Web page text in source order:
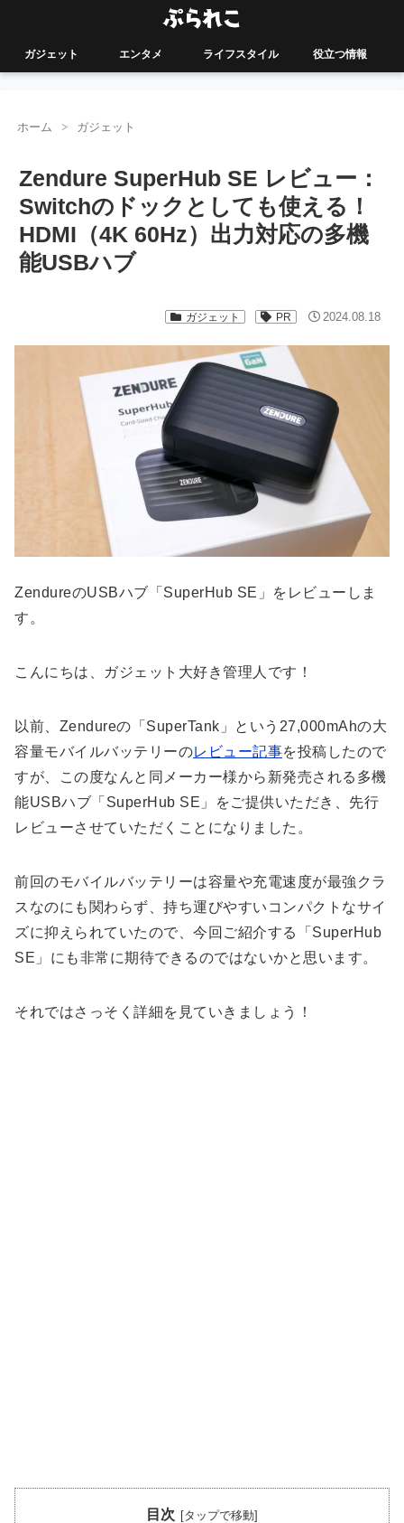
ガジェット エンタメ ライフスタイル 役立つ情報
ホーム ガジェット
Zendure SuperHub SE レビュー：
Switchのドックとしても使える！
HDMI（4K 60Hz）出力対応の多機
能USBハブ
ガジェット PR 2024.08.18
ZendureのUSBハブ「SuperHub SE」をレビューしま
す。
こんにちは、ガジェット大好き管理人です！
以前、Zendureの「SuperTank」という27,000mAhの大
容量モバイルバッテリーのレビュー記事を投稿したので
すが、この度なんと同メーカー様から新発売される多機
能USBハブ「SuperHub SE」をご提供いただき、先行
レビューさせていただくことになりました。
前回のモバイルバッテリーは容量や充電速度が最強クラ
スなのにも関わらず、持ち運びやすいコンパクトなサイ
ズに抑えられていたので、今回ご紹介する「SuperHub
SE」にも非常に期待できるのではないかと思います。
それではさっそく詳細を見ていきましょう！
目次